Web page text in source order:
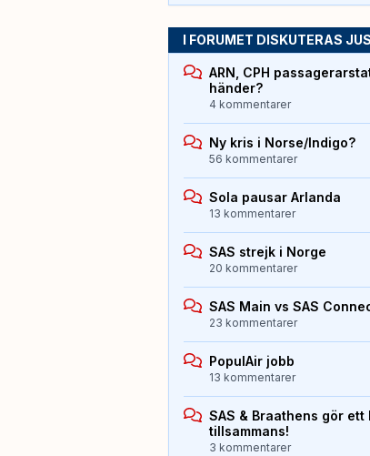
I FORUMET DISKUTERAS
ARN, CPH
händer?
4 kommentarer
Ny kris i Norse/Indigo?
56 kommentarer
Sola pausar Arlanda
13 kommentarer
SAS strejk i Norge
20 kommentarer
SAS Main vs SAS
23 kommentarer
PopulAir jobb
13 kommentarer
SAS & Braathens gör ett
tillsammans!
3 kommentarer